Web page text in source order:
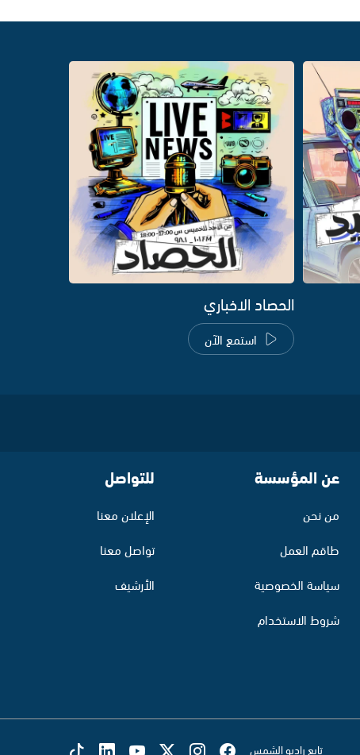
الحصاد الاخباري
استمع الآن
عن المؤسسة
من نحن
طاقم العمل
سياسة الخصوصية
شروط الاستخدام
للتواصل
الإعلان معنا
تواصل معنا
الأرشيف
تابع راديو الشمس